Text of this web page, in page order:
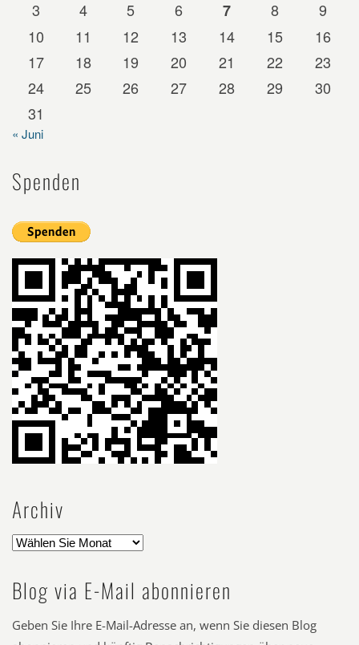
3 4 5 6 7 8
9
10
11 12 13 14 15
16
17
18 19 20 21 22
23
24
25 26 27 28 29
30
31
« Juni
Spenden
Archiv
Blog via E-Mail abonnieren
Geben Sie Ihre E-Mail-Adresse an, wenn Sie diesen Blog